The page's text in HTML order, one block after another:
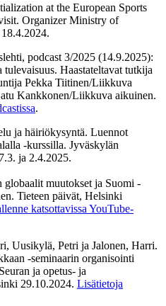
at the European Sports
Organizer Ministry of
podcast 3/2025 (14.9.2025):
Haastateltavat tutkija
Pekka Tiitinen/Liikkuva
Kankkonen/Liikkuva aikuinen.
.
ja häiriökysyntä. Luennot
-kurssilla. Jyväskylän
ja 2.4.2025.
muutokset ja Suomi -
Tieteen päivät, Helsinki
katsottavissa YouTube-
Uusikylä, Petri ja Jalonen, Harri.
-seminaarin organisointi
ja opetus- ja
29.10.2024. Lisätietoja